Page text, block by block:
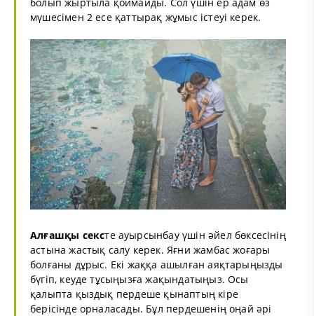
мүшесімен 2 есе қаттырақ жұмыс істеуі керек.
Алғашқы сексте ауырсынбау үшін әйел бөксесінің
астына жастық салу керек. Яғни жамбас жоғары
болғаны дұрыс. Екі жаққа ашылған аяқтарыңызды
бүгіп, кеуде тұсыңызға жақындатыңыз. Осы
қалыпта қыздық пердеше қынаптың кіре
берісінде орналасады. Бұл пердешенің оңай әрі